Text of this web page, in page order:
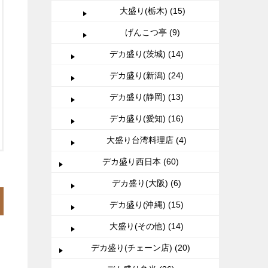
大盛り(栃木) (15)
げんこつ亭 (9)
デカ盛り(茨城) (14)
デカ盛り(新潟) (24)
デカ盛り(静岡) (13)
デカ盛り(愛知) (16)
大盛り台湾料理店 (4)
デカ盛り西日本 (60)
デカ盛り(大阪) (6)
デカ盛り(沖縄) (15)
大盛り(その他) (14)
デカ盛り(チェーン店) (20)